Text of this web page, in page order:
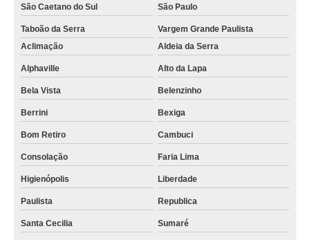
São Caetano do Sul São Paulo
Taboão da Serra
Vargem Grande Paulista
Aclimação
Aldeia da Serra
Alphaville Alto da Lapa
Bela Vista Belenzinho
Berrini Bexiga
Bom Retiro Cambuci
Consolação Faria Lima
Higienópolis Liberdade
Paulista Republica
Santa Cecilia Sumaré